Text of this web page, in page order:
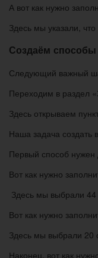
А вот как нужно
Здесь мы указали,
Создаём способы
Следующий важный
Переходим в раздел
Здесь открываем
Наша задача
Первый способ
Вот как нужно
Здесь мы выбрали 44
Вот как нужно
Здесь мы выбрали 20
Наконец, вот как